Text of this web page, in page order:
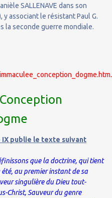
SALLENAVE dans son
y associant le résistant Paul G.
la seconde guerre mondiale.
IX publie le texte suivant
que la doctrine, qui tient
au premier instant de sa
singulière du Dieu tout-
Christ, Sauveur du genre